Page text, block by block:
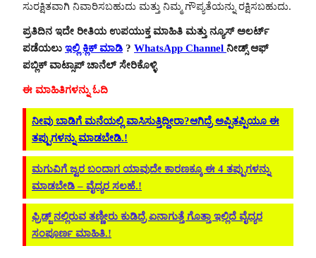
ಸುರಕ್ಷಿತವಾಗಿ ನಿವಾರಿಸಬಹುದು ಮತ್ತು ನಿಮ್ಮ ಗೌಪ್ಯತೆಯನ್ನು ರಕ್ಷಿಸಬಹುದು.
ಪ್ರತಿದಿನ ಇದೇ ರೀತಿಯ ಉಪಯುಕ್ತ ಮಾಹಿತಿ ಮತ್ತು ನ್ಯೂಸ್ ಅಲರ್ಟ್
ಪಡೆಯಲು ಇಲ್ಲಿ ಕ್ಲಿಕ್ ಮಾಡಿ ? WhatsApp Channel ನೀಡ್ಸ್ ಆಫ್
ಪಬ್ಲಿಕ್ ವಾಟ್ಸಾಪ್ ಚಾನೆಲ್ ಸೇರಿಕೊಳ್ಳಿ
ಈ ಮಾಹಿತಿಗಳನ್ನು ಓದಿ
ನೀವು ಬಾಡಿಗೆ ಮನೆಯಲ್ಲಿ ವಾಸಿಸುತ್ತಿದ್ದೀರಾ?ಆಗಿದ್ರೆ ಅಪ್ಪಿತಪ್ಪಿಯೂ ಈ
ತಪ್ಪುಗಳನ್ನು ಮಾಡಬೇಡಿ.!
ಮಗುವಿಗೆ ಜ್ವರ ಬಂದಾಗ ಯಾವುದೇ ಕಾರಣಕ್ಕೂ ಈ 4 ತಪ್ಪುಗಳನ್ನು
ಮಾಡಬೇಡಿ – ವೈದ್ಯರ ಸಲಹೆ.!
ಫ್ರಿಡ್ಜ್ ನಲ್ಲಿರುವ ತಣ್ಣೀರು ಕುಡಿದ್ರೆ ಏನಾಗುತ್ತೆ ಗೊತ್ತಾ ಇಲ್ಲಿದೆ ವೈದ್ಯರ
ಸಂಪೂರ್ಣ ಮಾಹಿತಿ.!